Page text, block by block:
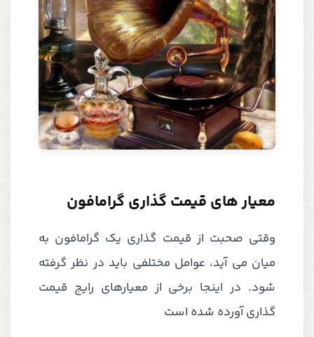
معیار های قیمت گذاری گرامافون
وقتی صحبت از قیمت گذاری یک گرامافون به
میان می آید، عوامل مختلفی باید در نظر گرفته
شود. در اینجا برخی از معیارهای رایج قیمت
گذاری آورده شده است